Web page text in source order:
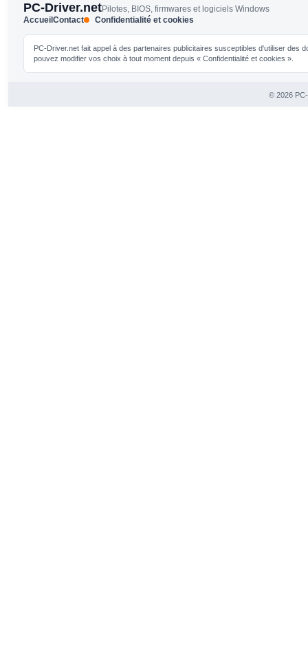
PC-Driver.netPilotes, BIOS, firmwares et logiciels Windows
Accueil Contact Confidentialité et cookies
PC-Driver.net fait appel à des partenaires publicitaires susceptibles d'utiliser
pouvez modifier vos choix à tout moment depuis « Confidentialité et cookies ».
© 2026